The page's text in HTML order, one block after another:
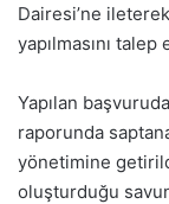
Dairesi’ne
yapılmasını talep
Yapılan
raporunda
yönetimine
oluşturduğu